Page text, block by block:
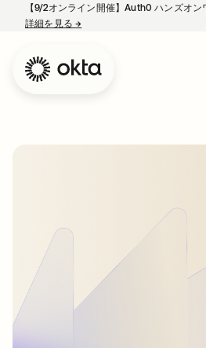
【9/2オンライン開催】Auth0 ハンズオ
詳細を見る→